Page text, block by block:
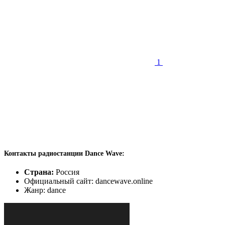
1
Контакты радиостанции Dance Wave:
Страна: Россия
Официальный сайт: dancewave.online
Жанр: dance